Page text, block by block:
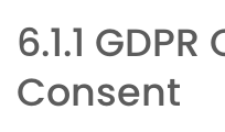
6.1.1
Consent